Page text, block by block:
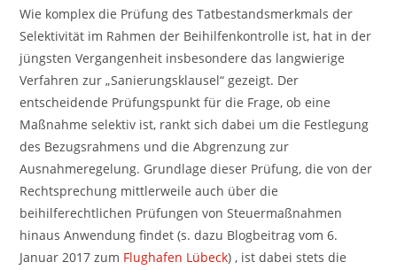
Wie komplex die Prüfung des Tatbestandsmerkmals der
Selektivität im Rahmen der Beihilfenkontrolle ist, hat in der
jüngsten Vergangenheit insbesondere das langwierige
Verfahren zur „Sanierungsklausel“ gezeigt. Der
entscheidende Prüfungspunkt für die Frage, ob eine
Maßnahme selektiv ist, rankt sich dabei um die Festlegung
des Bezugsrahmens und die Abgrenzung zur
Ausnahmeregelung. Grundlage dieser Prüfung, die von der
Rechtsprechung mittlerweile auch über die
beihilferechtlichen Prüfungen von Steuermaßnahmen
hinaus Anwendung findet (s. dazu Blogbeitrag vom 6.
Januar 2017 zum Flughafen Lübeck) , ist dabei stets die